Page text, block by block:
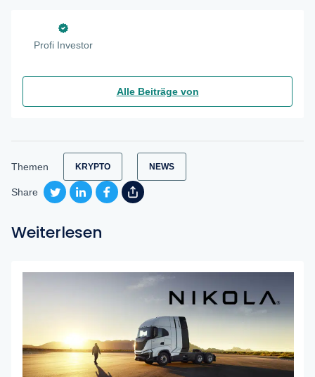
Profi Investor
Alle Beiträge von
Themen KRYPTO NEWS
Share
Weiterlesen